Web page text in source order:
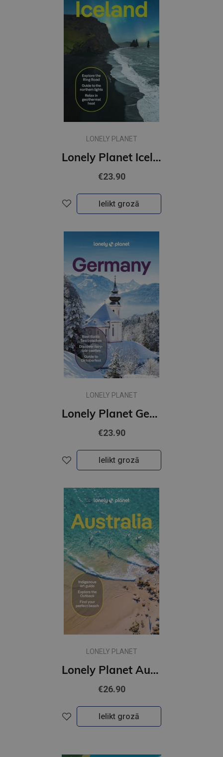
LONELY PLANET
Lonely Planet Iceland
€23.90
Ielikt grozā
LONELY PLANET
Lonely Planet Germany
€23.90
Ielikt grozā
LONELY PLANET
Lonely Planet Australia
€26.90
Ielikt grozā